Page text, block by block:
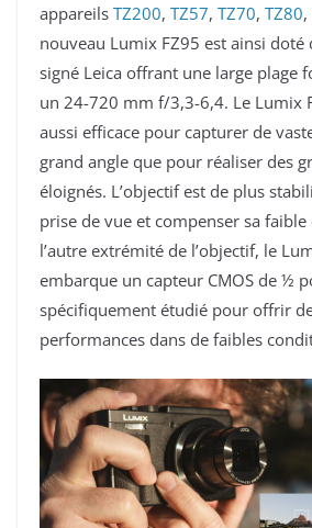
appareils TZ200, TZ57, TZ70, TZ80,
nouveau Lumix FZ95 est ainsi doté
signé Leica offrant une large plage
un 24-720 mm f/3,3-6,4. Le Lumix
aussi efficace pour capturer de
grand angle que pour réaliser des
éloignés. L’objectif est de plus
prise de vue et compenser sa
l’autre extrémité de l’objectif, le
embarque un capteur CMOS de ½
spécifiquement étudié pour offrir
performances dans de faibles